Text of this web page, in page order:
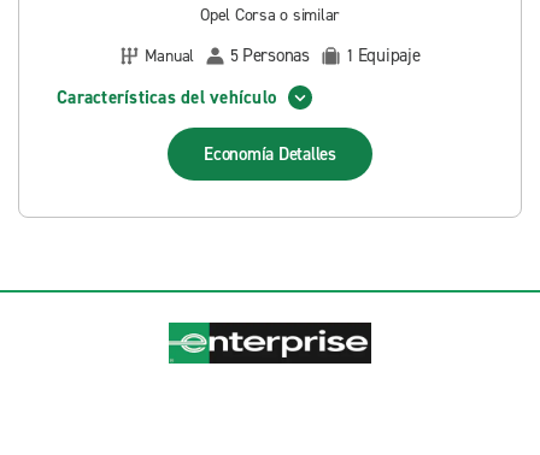
Opel Corsa o similar
Manual
5 Personas 1 Equipaje
Características del vehículo
Economía Detalles